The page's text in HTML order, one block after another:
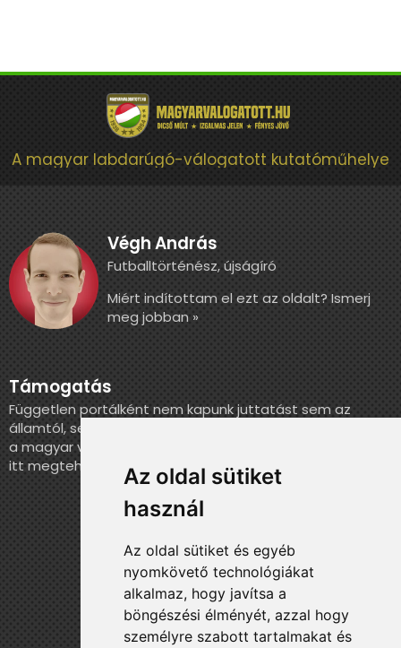
Az oldal sütiket
használ
Az oldal sütiket és egyéb
nyomkövető technológiákat
alkalmaz, hogy javítsa a
böngészési élményét, azzal hogy
személyre szabott tartalmakat és
A magyar labdarúgó-válogatott kutatóműhelye
Végh András
Futballtörténész, újságíró
Miért indítottam el ezt az oldalt? Ismerj
meg jobban »
Támogatás
Független portálként nem kapunk juttatást sem az
államtól, sem más szervezettől. Ha szeretnél segíteni
a magyar válogatott történelmének feldolgozásában,
itt megteheted.